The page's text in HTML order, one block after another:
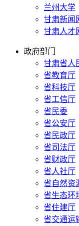
兰州大学
甘肃新闻
甘肃人才
政府部门
甘肃省人
省教育厅
省科技厅
省工信厅
省民委
省公安厅
省民政厅
省司法厅
省财政厅
省人社厅
省自然资
省生态环
省住建厅
省交通运